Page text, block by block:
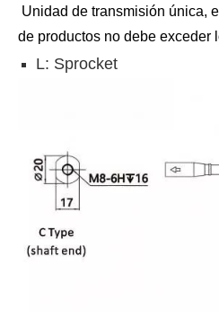
Unidad de transmisión única,
de productos no debe exceder
L: Sprocket